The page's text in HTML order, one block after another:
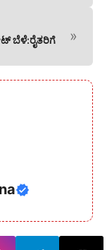
ಬೆಳೆ:ರೈತರಿಗೆ
»